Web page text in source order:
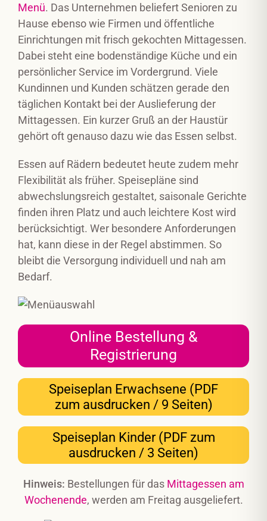
Menü. Das Unternehmen beliefert Senioren zu
Hause ebenso wie Firmen und öffentliche
Einrichtungen mit frisch gekochten Mittagessen.
Dabei steht eine bodenständige Küche und ein
persönlicher Service im Vordergrund. Viele
Kundinnen und Kunden schätzen gerade den
täglichen Kontakt bei der Auslieferung der
Mittagessen. Ein kurzer Gruß an der Haustür
gehört oft genauso dazu wie das Essen selbst.
Essen auf Rädern bedeutet heute zudem mehr
Flexibilität als früher. Speisepläne sind
abwechslungsreich gestaltet, saisonale Gerichte
finden ihren Platz und auch leichtere Kost wird
berücksichtigt. Wer besondere Anforderungen
hat, kann diese in der Regel abstimmen. So
bleibt die Versorgung individuell und nah am
Bedarf.
Online Bestellung &
Registrierung
Speiseplan Erwachsene (PDF
zum ausdrucken / 9 Seiten)
Speiseplan Kinder (PDF zum
ausdrucken / 3 Seiten)
Hinweis: Bestellungen für das Mittagessen am
Wochenende, werden am Freitag ausgeliefert.